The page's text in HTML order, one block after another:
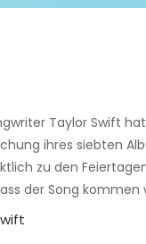
Taylor Swift
ihres siebten
zu den
der Song kommen